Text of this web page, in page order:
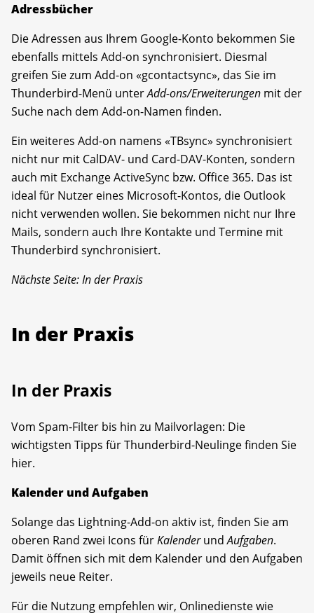
Adressbücher
Die Adressen aus Ihrem Google-Konto bekommen Sie
ebenfalls mittels Add-on synchronisiert. Diesmal
greifen Sie zum Add-on «gcontactsync», das Sie im
Thunderbird-Menü unterAdd-ons/Erweiterungen mit der
Suche nach dem Add-on-Namen finden.
Ein weiteres Add-on namens «TBsync» synchronisiert
nicht nur mit CalDAV- und Card-DAV-Konten, sondern
auch mit Exchange ActiveSync bzw. Office 365. Das ist
ideal für Nutzer eines Microsoft-Kontos, die Outlook
nicht verwenden wollen. Sie bekommen nicht nur Ihre
Mails, sondern auch Ihre Kontakte und Termine mit
Thunderbird synchronisiert.
Nächste Seite: In der Praxis
In der Praxis
In der Praxis
Vom Spam-Filter bis hin zu Mailvorlagen: Die
wichtigsten Tipps für Thunderbird-Neulinge finden Sie
hier.
Kalender und Aufgaben
Solange das Lightning-Add-on aktiv ist, finden Sie am
oberen Rand zwei Icons fürKalenderundAufgaben.
Damit öffnen sich mit dem Kalender und den Aufgaben
jeweils neue Reiter.
Für die Nutzung empfehlen wir, Onlinedienste wie